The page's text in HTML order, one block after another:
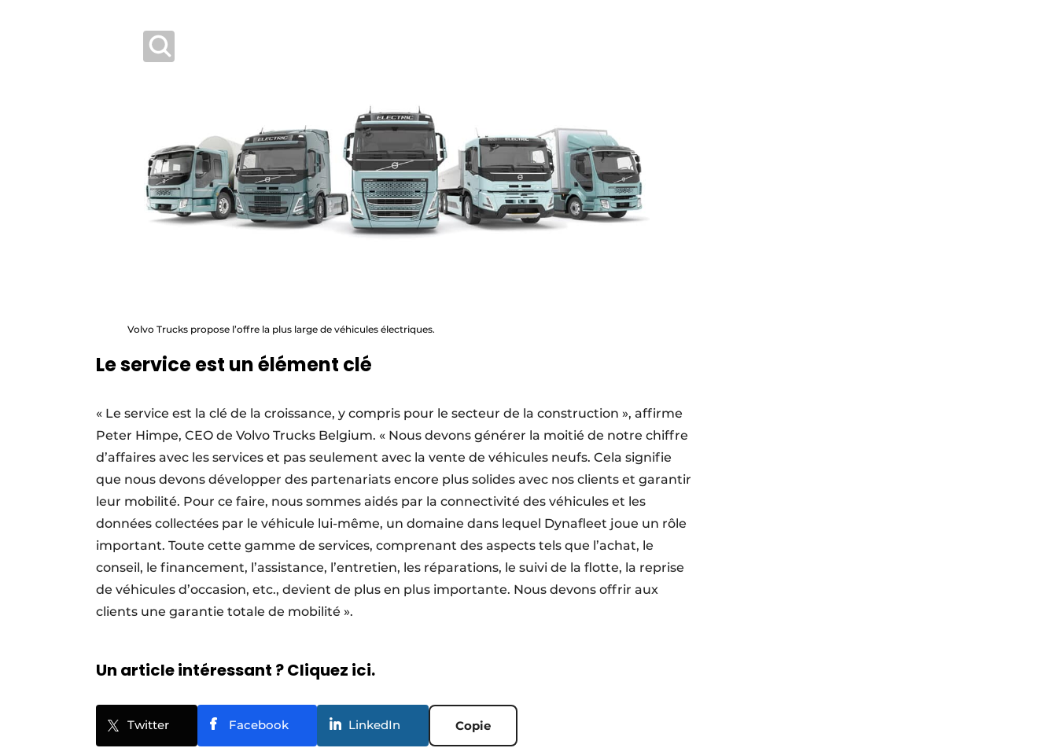
Volvo Trucks propose l’offre la plus large de véhicules électriques.
Le service est un élément clé
« Le service est la clé de la croissance, y compris pour le secteur de la construction », affirme
Peter Himpe, CEO de Volvo Trucks Belgium. « Nous devons générer la moitié de notre chiffre
d’affaires avec les services et pas seulement avec la vente de véhicules neufs. Cela signifie
que nous devons développer des partenariats encore plus solides avec nos clients et garantir
leur mobilité. Pour ce faire, nous sommes aidés par la connectivité des véhicules et les
données collectées par le véhicule lui-même, un domaine dans lequel Dynafleet joue un rôle
important. Toute cette gamme de services, comprenant des aspects tels que l’achat, le
conseil, le financement, l’assistance, l’entretien, les réparations, le suivi de la flotte, la reprise
de véhicules d’occasion, etc., devient de plus en plus importante. Nous devons offrir aux
clients une garantie totale de mobilité ».
Un article intéressant ? Cliquez ici.
Twitter Facebook LinkedIn Copie